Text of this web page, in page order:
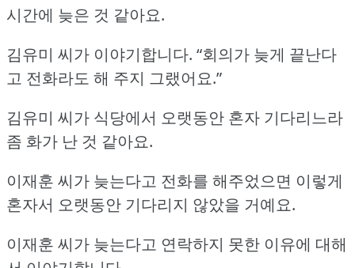
시간에 늦은 것 같아요.
김유미 씨가 이야기합니다. “회의가 늦게 끝난다
고 전화라도 해 주지 그랬어요.”
김유미 씨가 식당에서 오랫동안 혼자 기다리느라
좀 화가 난 것 같아요.
이재훈 씨가 늦는다고 전화를 해주었으면 이렇게
혼자서 오랫동안 기다리지 않았을 거예요.
이재훈 씨가 늦는다고 연락하지 못한 이유에 대해